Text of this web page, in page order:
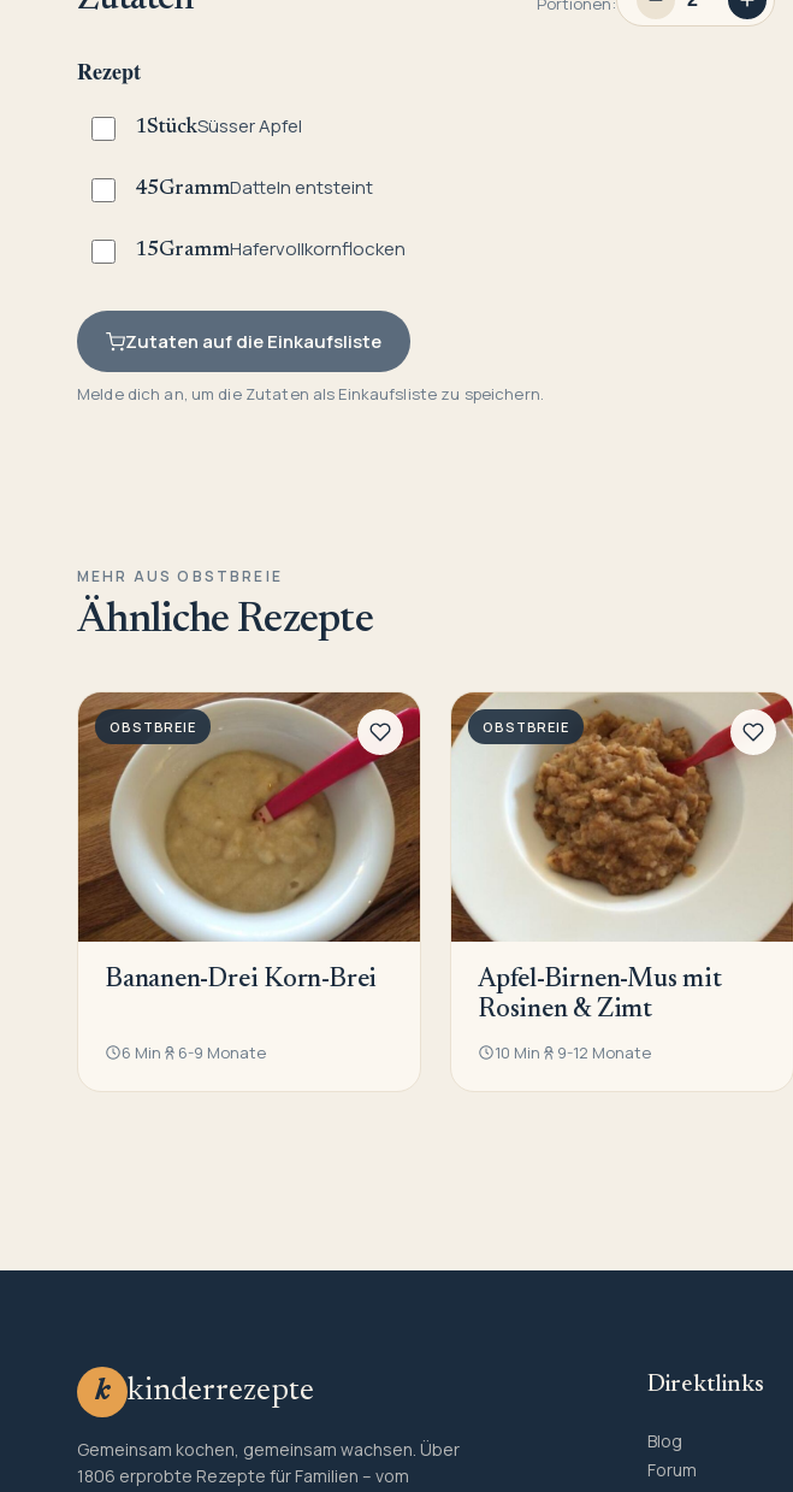
Rezept
1StückSüsser Apfel
45GrammDatteln entsteint
15GrammHafervollkornflocken
Zutaten auf die Einkaufsliste
Melde dich an, um die Zutaten als Einkaufsliste zu speichern.
MEHR AUS OBSTBREIE
Ähnliche Rezepte
OBSTBREIE
Bananen-Drei Korn-Brei
6 Min 6-9 Monate
OBSTBREIE
Apfel-Birnen-Mus mit
Rosinen & Zimt
10 Min 9-12 Monate
k kinderrezepte
Gemeinsam kochen, gemeinsam wachsen. Über
1806 erprobte Rezepte für Familien – vom
Direktlinks
Blog
Forum